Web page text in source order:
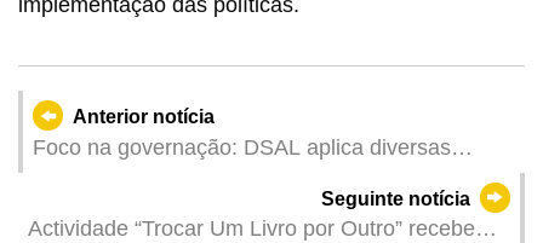
Anterior notícia
Foco na governação: DSAL aplica diversas
medidas para promoção do emprego e apoio ao
desenvolvimento diversificado dos residentes
Seguinte notícia
Actividade “Trocar Um Livro por Outro” recebe